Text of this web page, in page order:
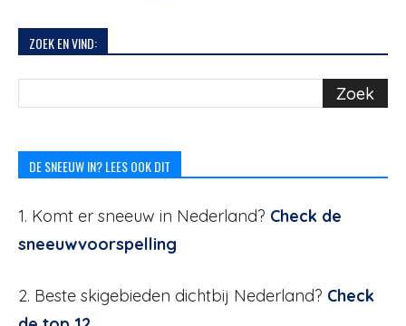
ZOEK EN VIND:
DE SNEEUW IN? LEES OOK DIT
1. Komt er sneeuw in Nederland? Check de
sneeuwvoorspelling
2. Beste skigebieden dichtbij Nederland? Check